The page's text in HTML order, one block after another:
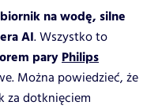
na wodę, silne
AI. Wszystko to
paryPhilips
Można powiedzieć, że
za dotknięciem